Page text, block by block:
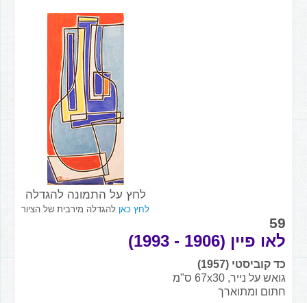
לחץ על התמונה להגדלה
לחץ כאן להגדלה מירבית של הציור
59
לאו פיין (1906 - 1993)
כד קוביסטי (1957)
גואש על נייר, 67x30 ס"מ
חתום ומתוארך